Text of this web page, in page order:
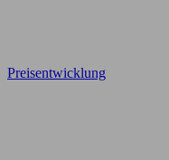
Preisentwicklung